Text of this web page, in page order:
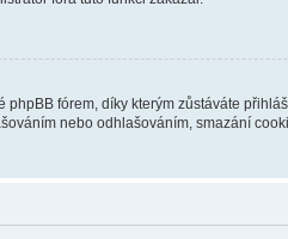
phpBB fórem, díky kterým zůstáváte
nebo odhlašováním, smazání